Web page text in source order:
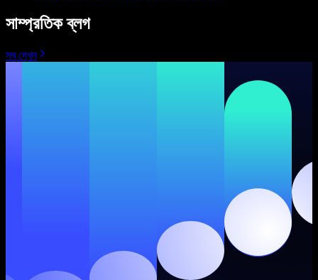
সাম্প্রতিক ব্লগ
সব দেখুন